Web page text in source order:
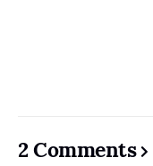
2 Comments